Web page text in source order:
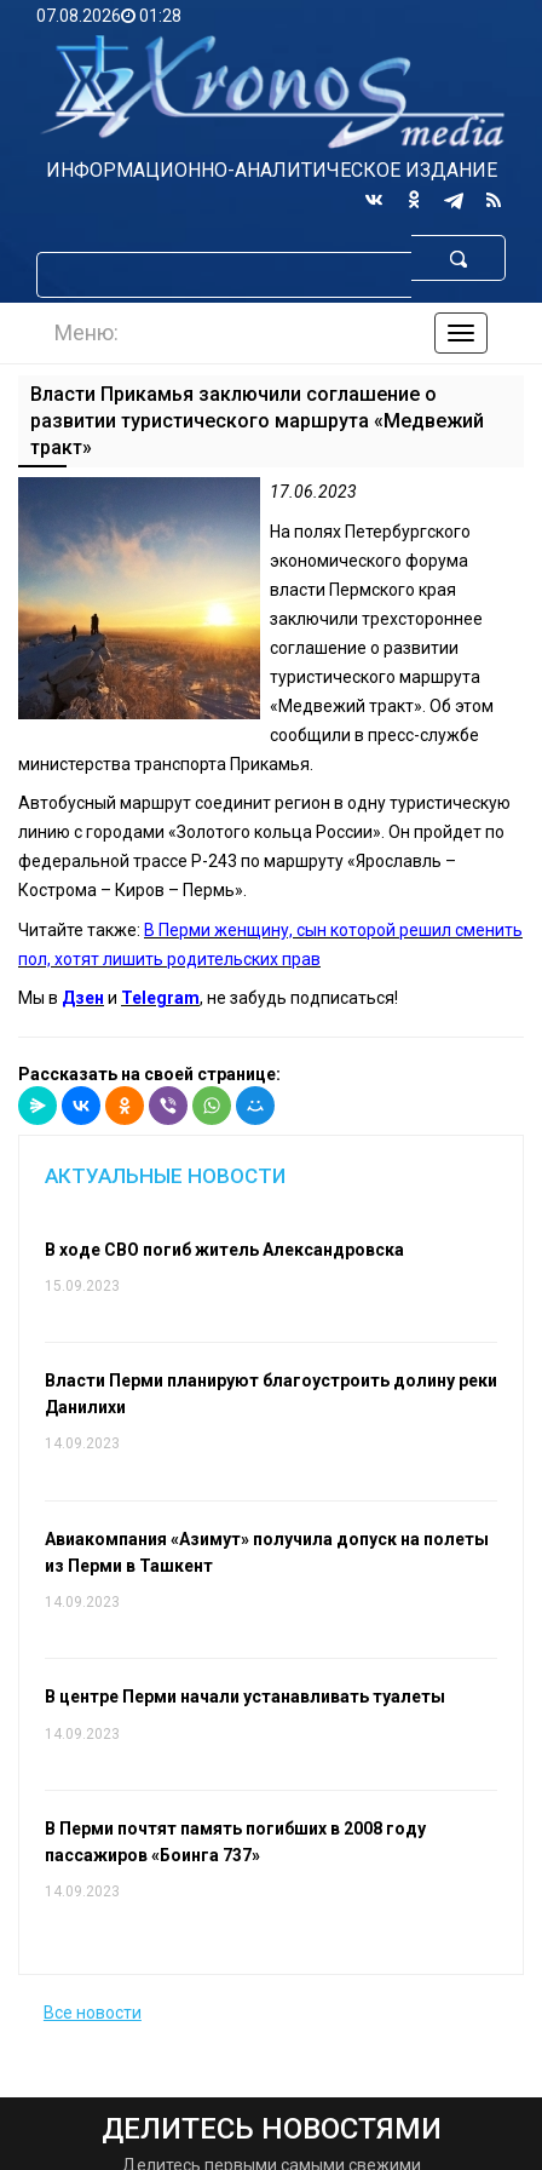
07.08.2026 01:28
ИНФОРМАЦИОННО-АНАЛИТИЧЕСКОЕ ИЗДАНИЕ
по
Меню:
Власти Прикамья заключили соглашение о
развитии туристического маршрута «Медвежий
тракт»
17.06.2023
На полях Петербургского
экономического форума
власти Пермского края
заключили трехстороннее
соглашение о развитии
туристического маршрута
«Медвежий тракт». Об этом
сообщили в пресс-службе
министерства транспорта Прикамья.
Автобусный маршрут соединит регион в одну туристическую
линию с городами «Золотого кольца России». Он пройдет по
федеральной трассе Р-243 по маршруту «Ярославль –
Кострома – Киров – Пермь».
Читайте также: В Перми женщину, сын которой решил сменить
пол, хотят лишить родительских прав
Мы в Дзен и Telegram, не забудь подписаться!
Рассказать на своей странице:
АКТУАЛЬНЫЕ НОВОСТИ
В ходе СВО погиб житель Александровска
15.09.2023
Власти Перми планируют благоустроить долину реки
Данилихи
14.09.2023
Авиакомпания «Азимут» получила допуск на полеты
из Перми в Ташкент
14.09.2023
В центре Перми начали устанавливать туалеты
14.09.2023
В Перми почтят память погибших в 2008 году
пассажиров «Боинга 737»
14.09.2023
Все новости
ДЕЛИТЕСЬ НОВОСТЯМИ
Делитесь первыми самыми свежими